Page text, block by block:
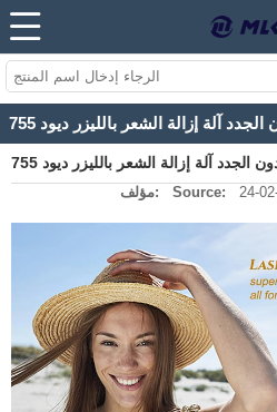
الوافدون الجدد آلة إزالة الشعر بالليزر ديود 755nm 808nm 1064nm
الطول الموجي الجديد
مؤلف: Source: